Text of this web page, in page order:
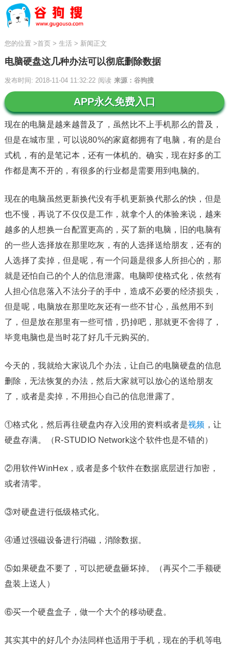
您的位置 >首页> 生活> 新闻正文
电脑硬盘这几种办法可以彻底删除数据
发布时间: 2018-11-04 11:32:22 来源：谷狗搜
阅读
APP永久免费入口
现在的电脑是越来越普及了，虽然比不上手机那么的普及，
但是在城市里，可以说80%的家庭都拥有了电脑，有的是台
式机，有的是笔记本，还有一体机的。确实，现在好多的工
作都是离不开的，有很多的行业都是需要用到电脑的。
现在的电脑虽然更新换代没有手机更新换代那么的快，但是
也不慢，再说了不仅仅是工作，就拿个人的体验来说，越来
越多的人想换一台配置更高的，买了新的电脑，旧的电脑有
的一些人选择放在那里吃灰，有的人选择送给朋友，还有的
人选择了卖掉，但是呢，有一个问题是很多人所担心的，那
就是还怕自己的个人的信息泄露。电脑即使格式化，依然有
人担心信息落入不法分子的手中，造成不必要的经济损失，
但是呢，电脑放在那里吃灰还有一些不甘心，虽然用不到
了，但是放在那里有一些可惜，扔掉吧，那就更不舍得了，
毕竟电脑也是当时花了好几千元购买的。
今天的，我就给大家说几个办法，让自己的电脑硬盘的信息
删除，无法恢复的办法，然后大家就可以放心的送给朋友
了，或者是卖掉，不用担心自己的信息泄露了。
①格式化，然后再往硬盘内存入没用的资料或者是视频 ，让
硬盘存满。（R-STUDIO Network这个软件也是不错的）
②用软件WinHex，或者是多个软件在数据底层进行加密，
或者清零。
③对硬盘进行低级格式化。
④通过强磁设备进行消磁，消除数据。
⑤如果硬盘不要了，可以把硬盘砸坏掉。（再买个二手额硬
盘装上送人）
⑥买一个硬盘盒子，做一个大个的移动硬盘。
其实其中的好几个办法同样也适用于手机，现在的手机等电